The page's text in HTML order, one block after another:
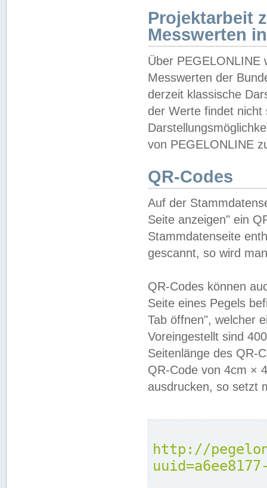
Projektarbeit
Messwerten
Über PEGELONLINE
Messwerten der
derzeit klassische
der Werte findet
von PEGELONLINE
QR-Codes
Auf der
Seite anzeigen" ein
Stammdatenseite
gescannt, so wird
QR-Codes können
Seite eines Pegels
Tab öffnen", welcher
Voreingestellt sind
Seitenlänge des QR-
QR-Code von 4cm ×
ausdrucken, so setzt
http://